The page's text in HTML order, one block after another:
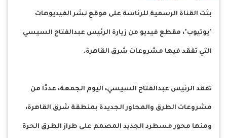
بثت القناة الرسمية للرئاسة على موقع نشر الفيديوهات
"يوتيوب"، مقطع فيديو من زيارة الرئيس عبدالفتاح السيسي
التي تفقد فيها مشروعات شرق القاهرة.
تفقد الرئيس عبدالفتاح السيسي، اليوم الجمعة، عددًا من
مشروعات الطرق والمحاور الجديدة بمنطقة شرق القاهرة،
ومنها محور مسطرد الجديد المصمم على طراز الطرق الحرة